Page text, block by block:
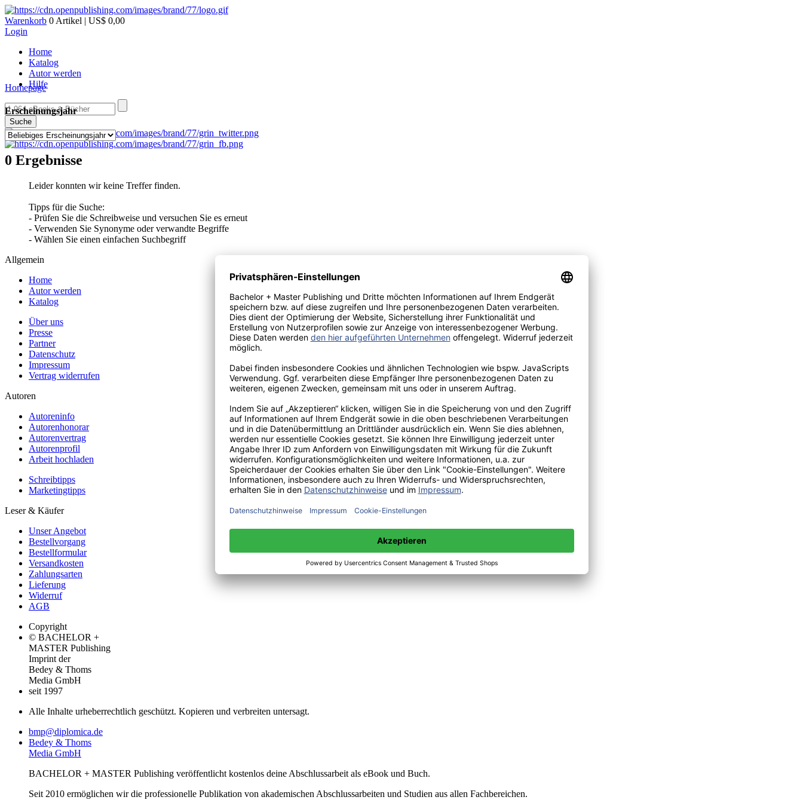
Warenkorb 0 Artikel | US$ 0,00
Login
Home
Katalog
Autor werden
Hilfe
Suche
Homepage
Erscheinungsjahr
0 Ergebnisse
Leider konnten wir keine Treffer finden.
Tipps für die Suche:
- Prüfen Sie die Schreibweise und versuchen Sie es erneut
- Verwenden Sie Synonyme oder verwandte Begriffe
- Wählen Sie einen einfachen Suchbegriff
Allgemein
Home
Autor werden
Katalog
Über uns
Presse
Partner
Datenschutz
Impressum
Vertrag widerrufen
Autoren
Autoreninfo
Autorenhonorar
Autorenvertrag
Autorenprofil
Arbeit hochladen
Schreibtipps
Marketingtipps
Leser & Käufer
Unser Angebot
Bestellvorgang
Bestellformular
Versandkosten
Zahlungsarten
Lieferung
Widerruf
AGB
Copyright
© BACHELOR +
MASTER Publishing
Imprint der
Bedey & Thoms
Media GmbH
seit 1997
Alle Inhalte urheberrechtlich geschützt. Kopieren und verbreiten untersagt.
bmp@diplomica.de
Bedey & Thoms
Media GmbH
BACHELOR + MASTER Publishing veröffentlicht kostenlos deine Abschlussarbeit als eBook und Buch.
Seit 2010 ermöglichen wir die professionelle Publikation von akademischen Abschlussarbeiten und Studien aus allen Fachbereichen.